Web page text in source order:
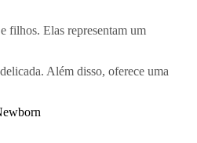
filhos. Elas representam um
Além disso, oferece uma